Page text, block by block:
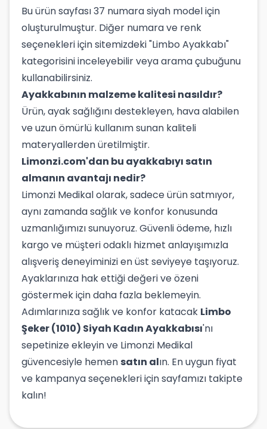
Bu ürün sayfası 37 numara siyah model için
oluşturulmuştur. Diğer numara ve renk
seçenekleri için sitemizdeki "Limbo Ayakkabı"
kategorisini inceleyebilir veya arama çubuğunu
kullanabilirsiniz.
Ayakkabının malzeme kalitesi nasıldır?
Ürün, ayak sağlığını destekleyen, hava alabilen
ve uzun ömürlü kullanım sunan kaliteli
materyallerden üretilmiştir.
Limonzi.com'dan bu ayakkabıyı satın
almanın avantajı nedir?
Limonzi Medikal olarak, sadece ürün satmıyor,
aynı zamanda sağlık ve konfor konusunda
uzmanlığımızı sunuyoruz. Güvenli ödeme, hızlı
kargo ve müşteri odaklı hizmet anlayışımızla
alışveriş deneyiminizi en üst seviyeye taşıyoruz.
Ayaklarınıza hak ettiği değeri ve özeni
göstermek için daha fazla beklemeyin.
Adımlarınıza sağlık ve konfor katacak Limbo
Şeker (1010) Siyah Kadın Ayakkabısı'nı
sepetinize ekleyin ve Limonzi Medikal
güvencesiyle hemen satın alın. En uygun fiyat
ve kampanya seçenekleri için sayfamızı takipte
kalın!